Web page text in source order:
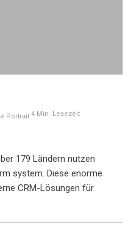
4 Min. Lesezeit
179 Ländern nutzen
system. Diese enorme
CRM-Lösungen für